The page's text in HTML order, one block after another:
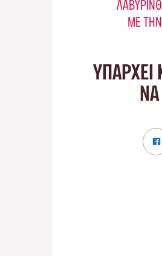
ΜΕ ΤΗΝ
ΥΠΑΡΧΕΙ